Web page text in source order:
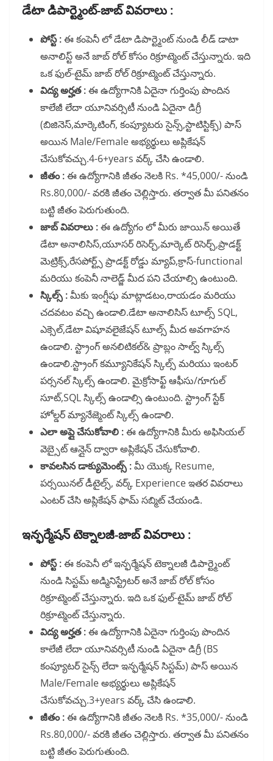
డేటా డిపార్ట్మెంట్-జాబ్ వివరాలు :
పోస్ట్ :ఈ కంపెనీ లో డేటా డిపార్ట్మెంట్ నుండి లీడ్ డాటా
అనాలిస్ట్ అనే జాబ్ రోల్ కోసం రిక్రూట్మెంట్ చేస్తున్నారు. ఇది
ఒక ఫుల్-టైమ్ జాబ్ రోల్ రిక్రూట్మెంట్ చేస్తున్నారు.
విద్య అర్హత :ఈ ఉద్యోగానికి ఏదైనా గుర్తింపు పొందిన
కాలేజీ లేదా యూనివర్సిటీ నుండి ఏదైనా డిగ్రీ
(బిజినెస్,మార్కెటింగ్, కంప్యూటరు సైన్స్,స్టాటిస్టిక్స్) పాస్
అయిన Male/Female అభ్యర్థులు అప్లికేషన్
చేసుకోవచ్చు.4-6+years వర్క్ చేసి ఉండాలి.
జీతం :ఈ ఉద్యోగానికి జీతం నెలకి Rs. *45,000/- నుండి
Rs.80,000/- వరకి జీతం చెల్లిస్తారు. తర్వాత మీ పనితనం
బట్టి జీతం పెరుగుతుంది.
జాబ్ వివరాలు :ఈ ఉద్యోగం లో మీరు జాయిన్ అయితే
డేటా అనాలిసిస్,యూసర్ రిసెర్చ్,మార్కెట్ రిసెర్చ్,ప్రాడక్ట్
మెట్రిక్స్,రేసపోర్ట్స్ ప్రాడక్ట్ రోడ్డు మ్యాప్,క్రాస్-functional
మరియు కంపెనీ నాలెడ్జ్ మీద పని చేయాల్సి ఉంటుంది.
స్కిల్స్ :మీకు ఇంగ్షీషు మాట్లాడటం,రాయడం మరియు
చదవటం వచ్చి ఉండాలి.డేటా అనాలిసిస్ టూల్స్ SQL,
ఎక్సెల్,డేటా విషూవలైజేషన్ టూల్స్ మీద అవగాహన
ఉండాలి. స్ట్రాంగ్ అనలిటికల్& ప్రాబ్లం సాల్వ్ స్కిల్స్
ఉండాలి.స్ట్రాంగ్ కమ్యూనికేషన్ స్కిల్స్ మరియు ఇంటర్
పర్సనల్ స్కిల్స్ ఉండాలి. మైక్రోసాఫ్ట్ ఆఫీసు/గూగుల్
సూట్,SQL స్కిల్స్ ఉండాల్సి ఉంటుంది. స్ట్రాంగ్ స్టేక్
హోల్డర్ మ్యానేజ్మెంట్ స్కిల్స్ ఉండాలి.
ఎలా అప్లై చేసుకోవాలి :ఈ ఉద్యోగానికి మీరు అఫిసియల్
వెబ్సైట్ ఆన్లైన్ ద్వారా అప్లికేషన్ చేసుకోవాలి.
కావలసిన డాక్యుమెంట్స్ :మీ యొక్క Resume,
పర్సయినల్ డీటైల్స్, వర్క్ Experience ఇతర వివరాలు
ఎంటర్ చేసి అప్లికేషన్ ఫామ్ సబ్మిట్ చేయండి.
ఇన్ఫర్మేషన్ టెక్నాలజీ-జాబ్ వివరాలు :
పోస్ట్ :ఈ కంపెనీ లో ఇన్ఫర్మేషన్ టెక్నాలజీ డిపార్ట్మెంట్
నుండి సిస్టమ్ అడ్మినిస్ట్రేటర్ అనే జాబ్ రోల్ కోసం
రిక్రూట్మెంట్ చేస్తున్నారు. ఇది ఒక ఫుల్-టైమ్ జాబ్ రోల్
రిక్రూట్మెంట్ చేస్తున్నారు.
విద్య అర్హత :ఈ ఉద్యోగానికి ఏదైనా గుర్తింపు పొందిన
కాలేజీ లేదా యూనివర్సిటీ నుండి ఏదైనా డిగ్రీ (BS
కంప్యూటర్ సైన్స్ లేదా ఇన్ఫర్మేషన్ సిస్టమ్) పాస్ అయిన
Male/Female అభ్యర్థులు అప్లికేషన్
చేసుకోవచ్చు.3+years వర్క్ చేసి ఉండాలి.
జీతం :ఈ ఉద్యోగానికి జీతం నెలకి Rs. *35,000/- నుండి
Rs.80,000/- వరకి జీతం చెల్లిస్తారు. తర్వాత మీ పనితనం
బట్టి జీతం పెరుగుతుంది.